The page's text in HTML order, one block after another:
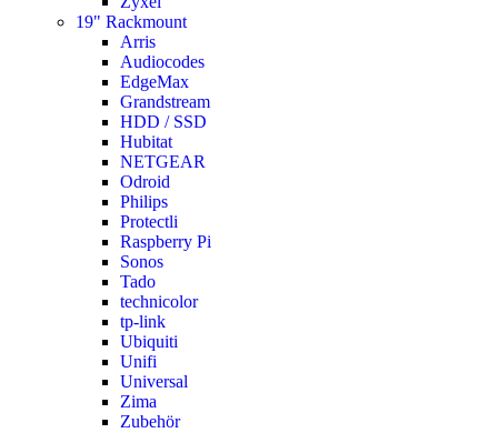
19" Rackmount
Arris
Audiocodes
EdgeMax
Grandstream
HDD / SSD
Hubitat
NETGEAR
Odroid
Philips
Protectli
Raspberry Pi
Sonos
Tado
technicolor
tp-link
Ubiquiti
Unifi
Universal
Zima
Zubehör